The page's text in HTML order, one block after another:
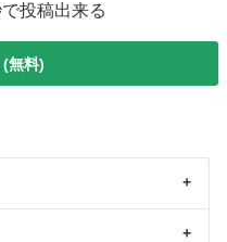
投稿出来る
無料)